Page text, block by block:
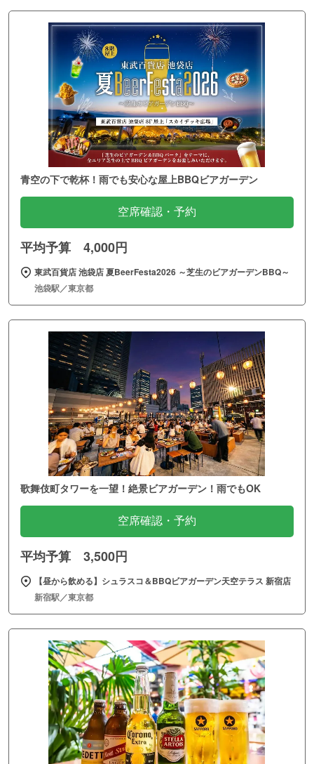
青空の下で乾杯！雨でも安心な屋上BBQビアガーデン
空席確認・予約
平均予算 4,000円
東武百貨店 池袋店 夏BeerFesta2026 ～芝生のビアガーデンBBQ～
池袋駅／東京都
歌舞伎町タワーを一望！絶景ビアガーデン！雨でもOK
空席確認・予約
平均予算 3,500円
【昼から飲める】シュラスコ＆BBQビアガーデン天空テラス 新宿店
新宿駅／東京都